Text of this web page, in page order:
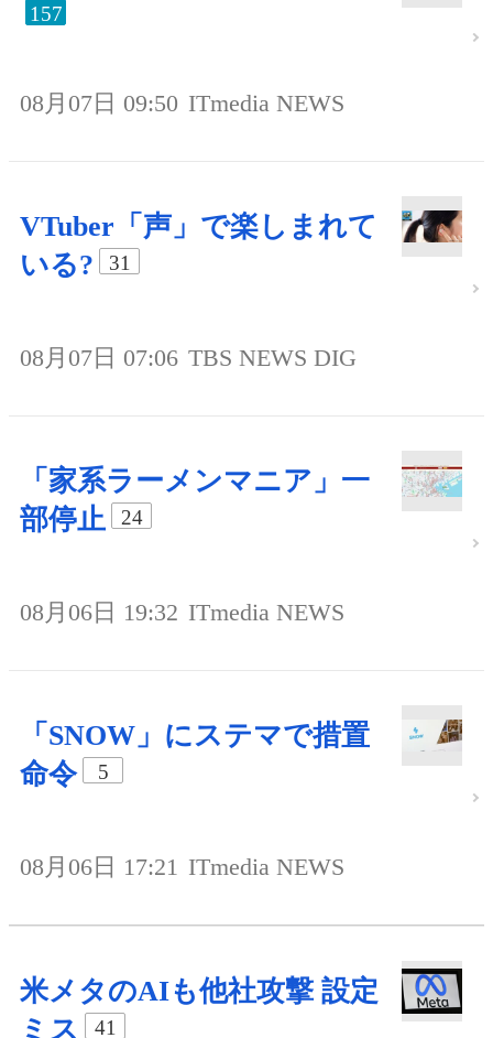
157
08月07日 09:50 ITmedia NEWS
VTuber「声」で楽しまれて
いる?
31
08月07日 07:06 TBS NEWS DIG
「家系ラーメンマニア」一
部停止
24
08月06日 19:32 ITmedia NEWS
「SNOW」にステマで措置
命令
5
08月06日 17:21 ITmedia NEWS
米メタのAIも他社攻撃 設定
ミス
41